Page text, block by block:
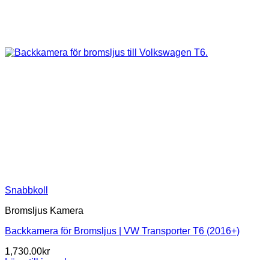
Snabbkoll
Bromsljus Kamera
Backkamera för Bromsljus | VW Transporter T6 (2016+)
1,730.00kr